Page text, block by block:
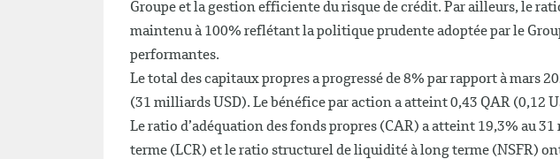
Groupe et la gestion efficiente du risque de crédit. Par ailleurs, le
maintenu à 100% reflétant la politique prudente adoptée par le
performantes.
Le total des capitaux propres a progressé de 8% par rapport à mars
(31 milliards USD). Le bénéfice par action a atteint 0,43 QAR (0,12
Le ratio d’adéquation des fonds propres (CAR) a atteint 19,3% au
terme (LCR) et le ratio structurel de liquidité à long terme (NSFR)